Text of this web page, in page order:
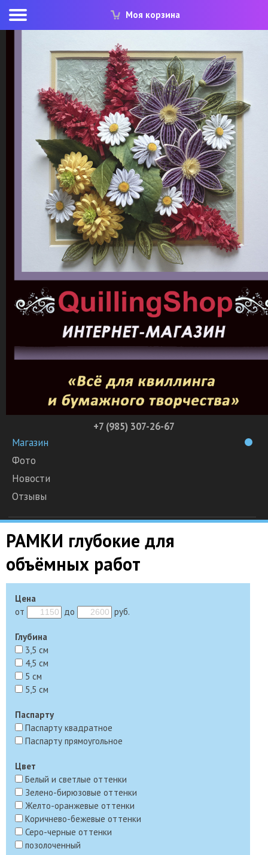
Моя корзина
+7 (985) 307-26-67
Магазин
Фото
Новости
Отзывы
РАМКИ глубокие для
объёмных работ
Цена
от
до руб.
Глубина
3,5 см
4,5 см
5 см
5,5 см
Паспарту
Паспарту квадратное
Паспарту прямоугольное
Цвет
Белый и светлые оттенки
Зелено-бирюзовые оттенки
Желто-оранжевые оттенки
Коричнево-бежевые оттенки
Серо-черные оттенки
позолоченный